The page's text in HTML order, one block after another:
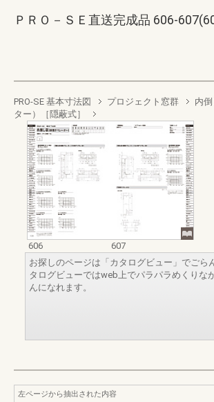
ＰＲＯ－ＳＥ直送完成品 606-
PRO-SE 基本寸法図 プロジェクト窓群
内
ター）［隠蔽式］
606
607
お探しのページは「カタログビュー」でごら
タログビューではweb上でパラパラめくりな
んになれます。
左ページから抽出された内容